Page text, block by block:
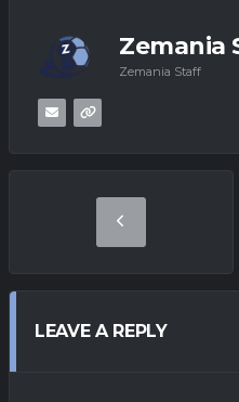
Zemania
Zemania Staff
LEAVE A REPLY